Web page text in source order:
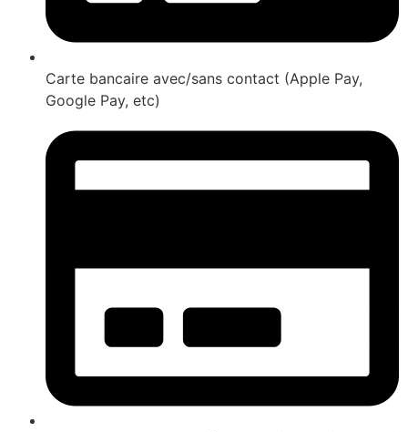
Carte bancaire avec/sans contact (Apple Pay,
Google Pay, etc)